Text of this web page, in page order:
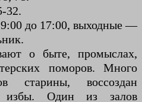
32.
до 17:00, выходные —
о быте, промыслах,
поморов. Много
старины, воссоздан
избы. Один из залов